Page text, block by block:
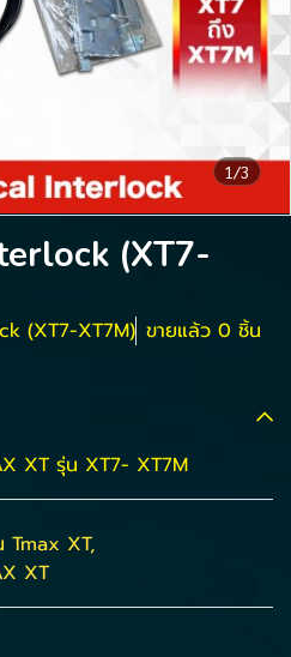
1/3
(XT7-
(XT7-XT7M) ขายแล้ว 0 ชิ้น
XT รุ่น XT7- XT7M
Tmax XT,
XT